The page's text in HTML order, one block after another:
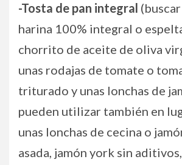
-Tosta de pan integral
harina 100% integral o
chorrito de aceite de oliva
unas rodajas de tomate o
triturado y unas lonchas de
pueden utilizar también en
unas lonchas de cecina o
asada, jamón york sin